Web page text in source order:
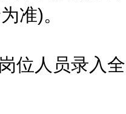
准)。
人员录入全